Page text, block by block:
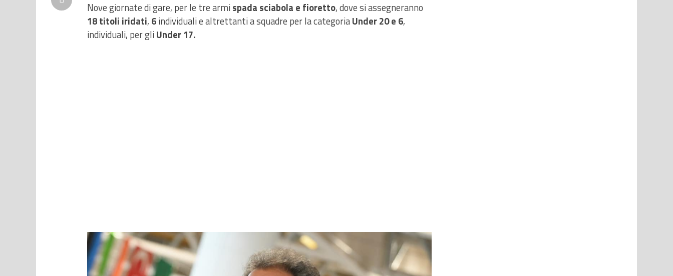
Nove giornate di gare, per le tre armispada sciabola e fioretto, dove si assegneranno
18 titoli iridati, 6individuali e altrettanti a squadre per la categoriaUnder 20 e 6,
individuali, per gliUnder 17.